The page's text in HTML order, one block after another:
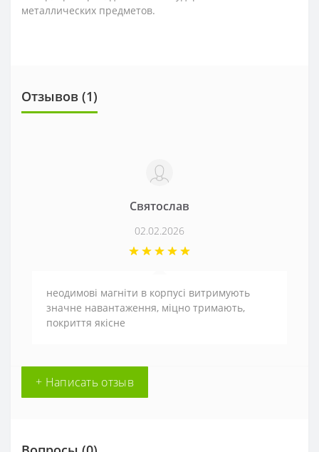
металлических предметов.
Отзывов (1)
Святослав
02.02.2026
неодимові магніти в корпусі витримують
значне навантаження, міцно тримають,
покриття якісне
+ Написать отзыв